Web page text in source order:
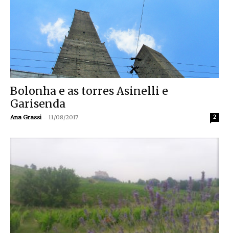
Bolonha e as torres Asinelli e
Garisenda
Ana Grassi - 11/08/2017 2